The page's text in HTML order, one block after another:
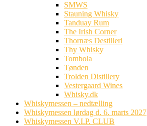
SMWS
Stauning Whisky
Tanduay Rum
The Irish Corner
Thornæs Destilleri
Thy Whisky
Tombola
Tønden
Trolden Distillery
Vestergaard Wines
Whisky.dk
Whiskymessen – nedtælling
Whiskymessen lørdag d. 6. marts 2027
Whiskymessen V.I.P. CLUB